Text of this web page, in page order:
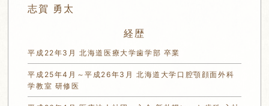
志賀 勇太
経歴
平成22年3月 北海道医療大学歯学部 卒業
平成25年4月～平成26年3月 北海道大学口腔顎顔面外科
学教室 研修医